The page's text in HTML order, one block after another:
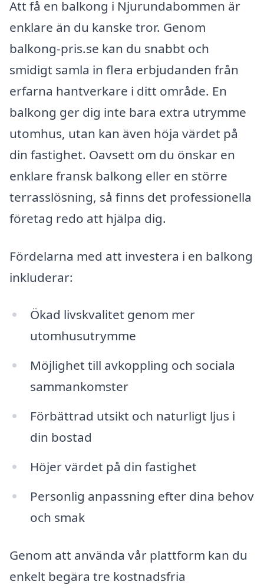
Att få en balkong i Njurundabommen är
enklare än du kanske tror. Genom
balkong-pris.se kan du snabbt och
smidigt samla in flera erbjudanden från
erfarna hantverkare i ditt område. En
balkong ger dig inte bara extra utrymme
utomhus, utan kan även höja värdet på
din fastighet. Oavsett om du önskar en
enklare fransk balkong eller en större
terrasslösning, så finns det professionella
företag redo att hjälpa dig.
Fördelarna med att investera i en balkong
inkluderar:
Ökad livskvalitet genom mer
utomhusutrymme
Möjlighet till avkoppling och sociala
sammankomster
Förbättrad utsikt och naturligt ljus i
din bostad
Höjer värdet på din fastighet
Personlig anpassning efter dina behov
och smak
Genom att använda vår plattform kan du
enkelt begära tre kostnadsfria